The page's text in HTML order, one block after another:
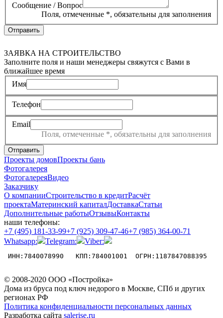
Сообщение / Вопрос
Поля, отмеченные *, обязательны для заполнения
Отправить
ЗАЯВКА НА СТРОИТЕЛЬСТВО
Заполните поля и наши менеджеры свяжутся с Вами в
ближайшее время
Имя
Телефон
Email
Поля, отмеченные *, обязательны для заполнения
Отправить
Проекты домовПроекты бань
Фотогалерея
ФотогалереяВидео
Заказчику
О компанииСтроительство в кредитРасчёт
проектаМатеринский капиталДоставкаСтатьи
Дополнительные работыОтзывыКонтакты
наши телефоны:
+7 (495) 181-33-99+7 (925) 309-47-46+7 (985) 364-00-71
Whatsapp:
Telegram: Viber:
ИНН:7840078990   КПП:784001001  ОГРН:1187847088395
© 2008-2020 ООО «Постройка»
Дома из бруса под ключ недорого в Москве, СПб и других
регионах РФ
Политика конфиденциальности персональных данных
Разработка сайта salerise.ru